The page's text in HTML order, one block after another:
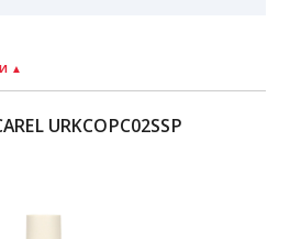
URKCOPC02SSP